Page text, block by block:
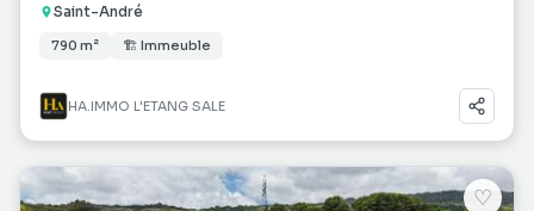
Saint-André
790 m² 🏗 Immeuble
HA.IMMO L'ETANG SALE
♡